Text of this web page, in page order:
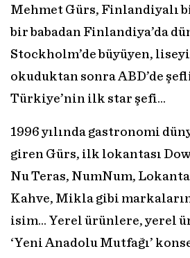
Mehmet Gürs, Finlandiyalı
bir babadan Finlandiya’da
Stockholm’de büyüyen,
okuduktan sonra ABD’de
Türkiye’nin ilk star şefi…
1996 yılında gastronomi
giren Gürs, ilk lokantası
Nu Teras, NumNum,
Kahve, Mikla gibi
isim… Yerel ürünlere, yerel
‘Yeni Anadolu Mutfağı’